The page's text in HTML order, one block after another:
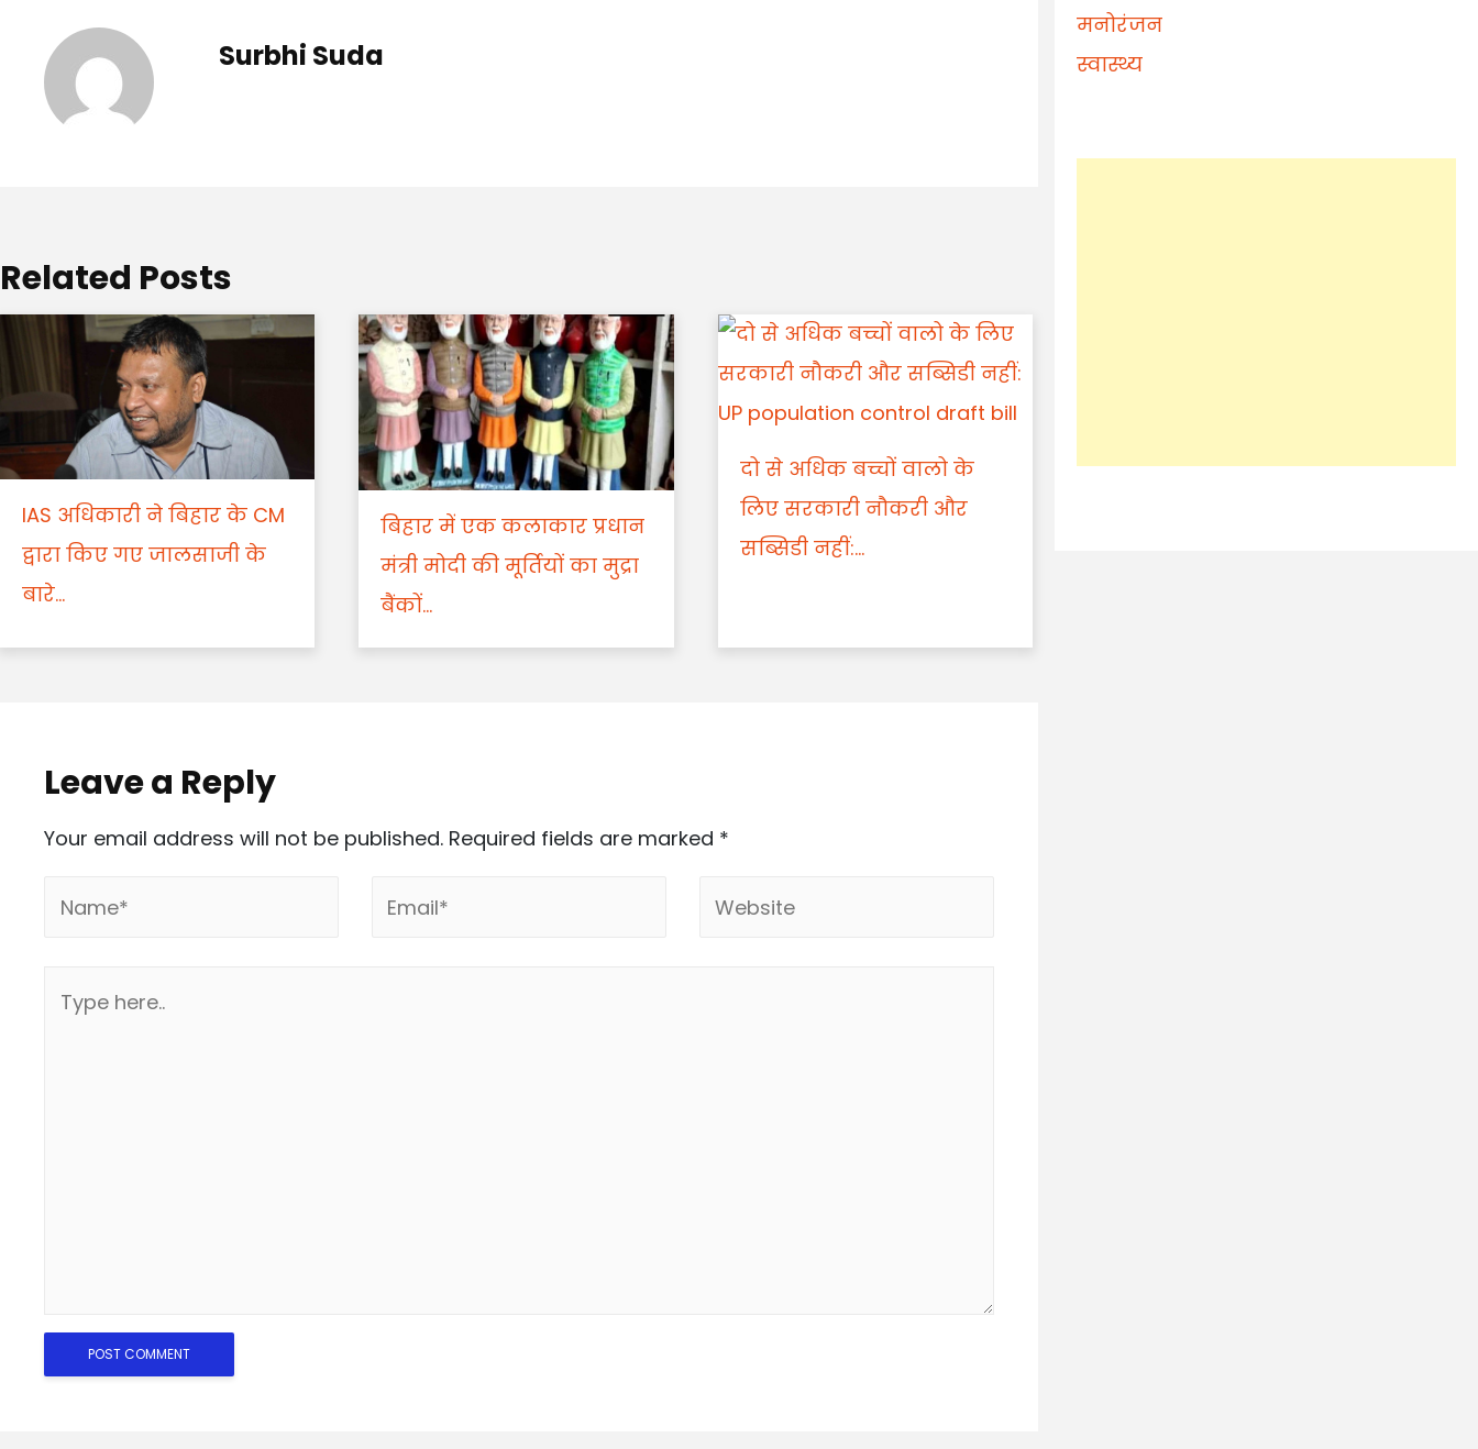
Surbhi Suda
Related Posts
IAS अधिकारी ने बिहार के CM
द्वारा किए गए जालसाजी के
बारे...
बिहार में एक कलाकार प्रधान
मंत्री मोदी की मूर्तियों का मुद्रा
बैंकों...
दो से अधिक बच्चों वालो के
लिए सरकारी नौकरी और
सब्सिडी नहीं:...
Leave a Reply
Your email address will not be published. Required fields are marked *
मनोरंजन
स्वास्थ्य